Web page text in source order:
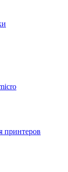
принтеров